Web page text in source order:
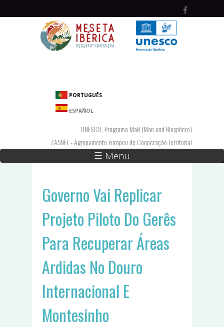
PORTUGUÊS
ESPAÑOL
UNESCO, Programa MaB (Man and Biosphere)
ZASNET - Agrupamento Europeu de Cooperação Territorial
☰ Menu
Governo Vai Replicar
Projeto Piloto Do Gerês
Para Recuperar Áreas
Ardidas No Douro
Internacional E
Montesinho